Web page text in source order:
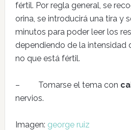
fértil. Por regla general, se
orina, se introducirá una tira y
minutos para poder leer los
dependiendo de la intensidad
no que está fértil.
– Tomarse el tema con
nervios.
Imagen: george ruiz